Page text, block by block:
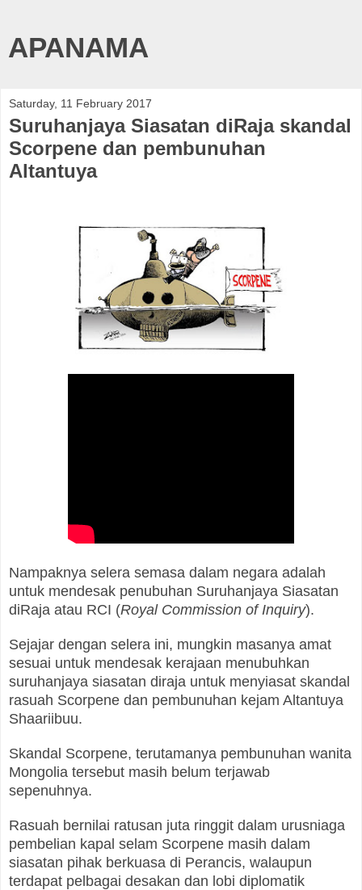
APANAMA
Saturday, 11 February 2017
Suruhanjaya Siasatan diRaja skandal
Scorpene dan pembunuhan
Altantuya
Nampaknya selera semasa dalam negara adalah
untuk mendesak penubuhan Suruhanjaya Siasatan
diRaja atau RCI (Royal Commission of Inquiry).
Sejajar dengan selera ini, mungkin masanya amat
sesuai untuk mendesak kerajaan menubuhkan
suruhanjaya siasatan diraja untuk menyiasat skandal
rasuah Scorpene dan pembunuhan kejam Altantuya
Shaariibuu.
Skandal Scorpene, terutamanya pembunuhan wanita
Mongolia tersebut masih belum terjawab
sepenuhnya.
Rasuah bernilai ratusan juta ringgit dalam urusniaga
pembelian kapal selam Scorpene masih dalam
siasatan pihak berkuasa di Perancis, walaupun
terdapat pelbagai desakan dan lobi diplomatik